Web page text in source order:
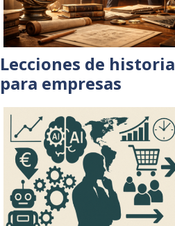
Lecciones de historia
para empresas